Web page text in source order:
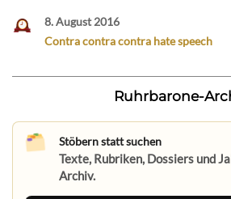
8. August 2016
Contra contra contra hate speech
Ruhrbarone-
Stöbern statt suchen
Texte, Rubriken, Dossiers und
Archiv.